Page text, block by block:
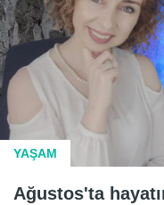
YAŞAM
Ağustos'ta